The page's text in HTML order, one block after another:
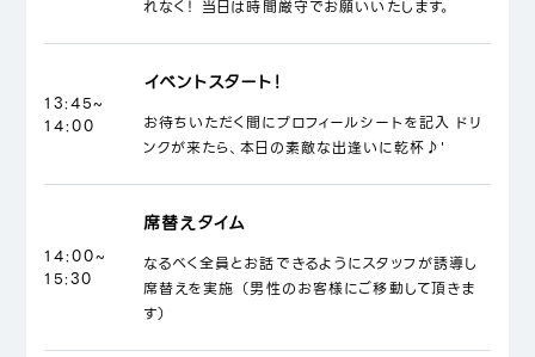
れなく！ 当日は時間厳守でお願いいたします。
13:45~
14:00
イベントスタート！
お待ちいただく間にプロフィールシートを記入 ドリ
ンクが来たら、本日の素敵な出逢いに乾杯♪'
14:00~
15:30
席替えタイム
なるべく全員とお話できるようにスタッフが誘導し
席替えを実施 （男性のお客様にご移動して頂きま
す）